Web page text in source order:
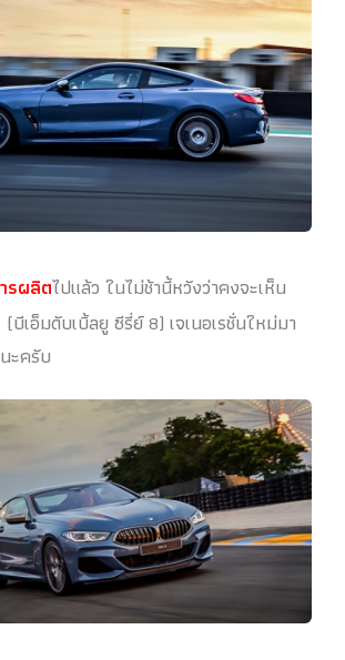
รผลิตไปแล้ว ในไม่ช้านี้หวังว่าคงจะเห็น
(บีเอ็มดับเบิ้ลยู ซีรี่ย์ 8) เจเนอเรชั่นใหม่มา
ะครับ